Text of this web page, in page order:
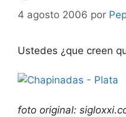
4 agosto 2006 por
Ustedes ¿que creen
foto original: